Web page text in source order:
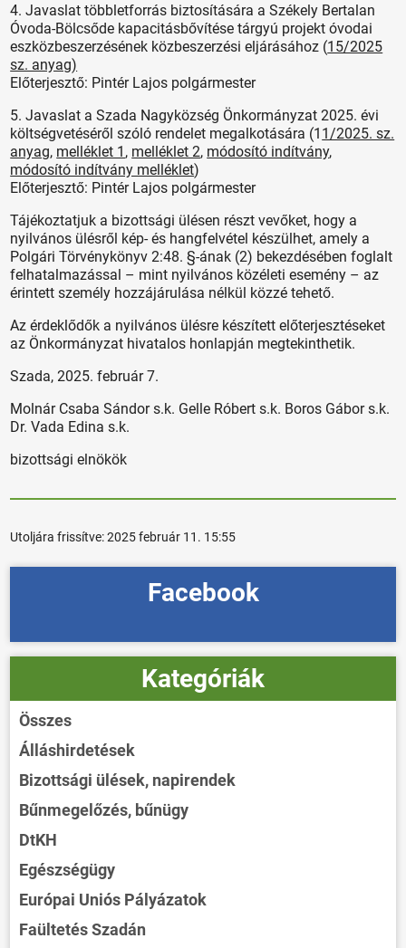
4. Javaslat többletforrás biztosítására a Székely Bertalan
Óvoda-Bölcsőde kapacitásbővítése tárgyú projekt óvodai
eszközbeszerzésének közbeszerzési eljárásához (15/2025
sz. anyag)
Előterjesztő: Pintér Lajos polgármester
5. Javaslat a Szada Nagyközség Önkormányzat 2025. évi
költségvetéséről szóló rendelet megalkotására (1 1/2025. sz.
anyag, melléklet 1 , melléklet 2, módosító indítvány,
módosító indítvány melléklet)
Előterjesztő: Pintér Lajos polgármester
Tájékoztatjuk a bizottsági ülésen részt vevőket, hogy a
nyilvános ülésről kép- és hangfelvétel készülhet, amely a
Polgári Törvénykönyv 2:48. §-ának (2) bekezdésében foglalt
felhatalmazással – mint nyilvános közéleti esemény – az
érintett személy hozzájárulása nélkül közzé tehető.
Az érdeklődők a nyilvános ülésre készített előterjesztéseket
az Önkormányzat hivatalos honlapján megtekinthetik.
Szada, 2025. február 7.
Molnár Csaba Sándor s.k. Gelle Róbert s.k. Boros Gábor s.k.
Dr. Vada Edina s.k.
bizottsági elnökök
Utoljára frissítve:2025 február 11. 15:55
Facebook
Kategóriák
Összes
Álláshirdetések
Bizottsági ülések, napirendek
Bűnmegelőzés, bűnügy
DtKH
Egészségügy
Európai Uniós Pályázatok
Faültetés Szadán